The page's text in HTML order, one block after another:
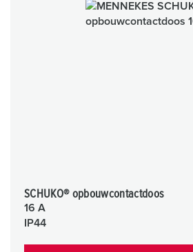
SCHUKO® opbouwcontactdoos
16 A
IP44